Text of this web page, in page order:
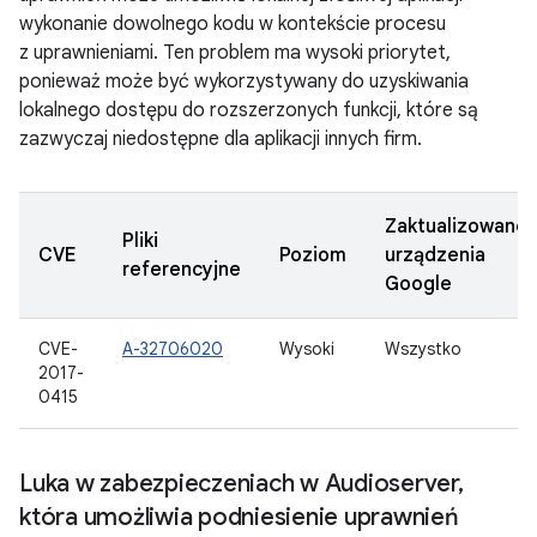
wykonanie dowolnego kodu w kontekście procesu
z uprawnieniami. Ten problem ma wysoki priorytet,
ponieważ może być wykorzystywany do uzyskiwania
lokalnego dostępu do rozszerzonych funkcji, które są
zazwyczaj niedostępne dla aplikacji innych firm.
CVE
Pliki
referencyjne
Poziom
Zaktualizowane
urządzenia
Google
CVE-
2017-
0415
A-32706020 Wysoki Wszystko
Luka w zabezpieczeniach w Audioserver,
która umożliwia podniesienie uprawnień